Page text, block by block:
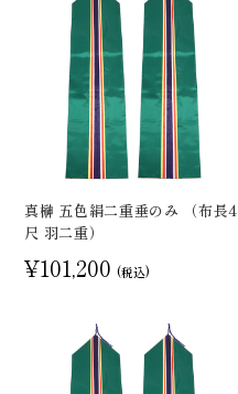
真榊 五色絹二重垂のみ （布長4
尺 羽二重）
¥101,200 (税込)